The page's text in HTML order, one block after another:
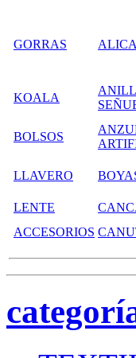
GORRAS
KOALA
BOLSOS
LLAVERO
LENTE
ACCESORIOS